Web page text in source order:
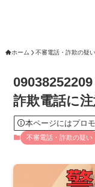
ホーム 不審電話・詐欺の疑い
詐欺電話に注
本ページにはプロ
不審電話・詐欺の疑い